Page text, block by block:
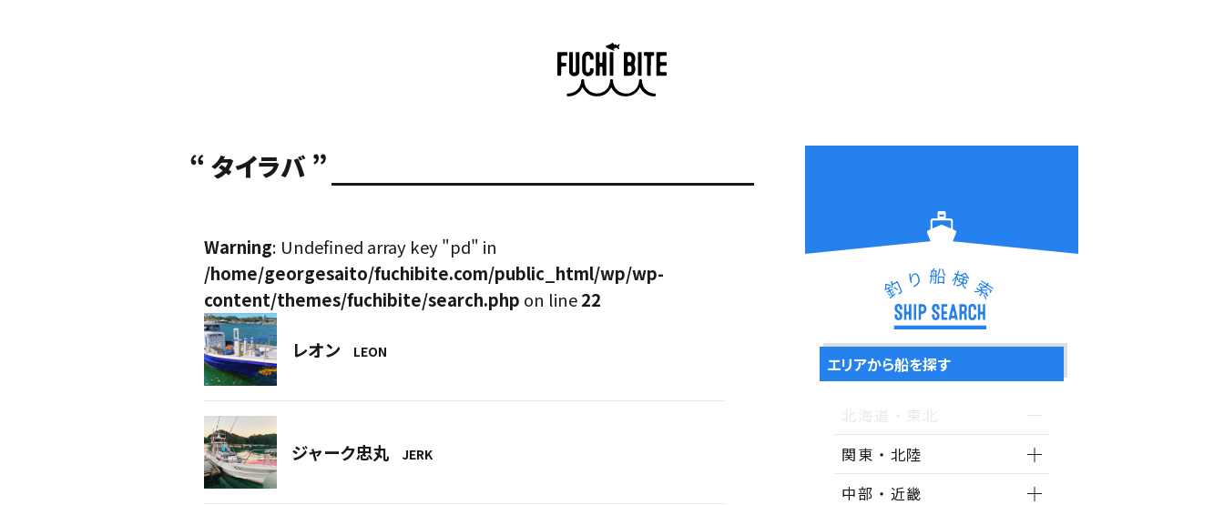
“ タイラバ ”
Warning: Undefined array key "pd" in
/home/georgesaito/fuchibite.com/public_html/wp/wp-
content/themes/fuchibite/search.php on line22
レオン LEON
ジャーク忠丸 JERK
釣り船検索
エリアから船を探す
関東・北陸
中部・近畿